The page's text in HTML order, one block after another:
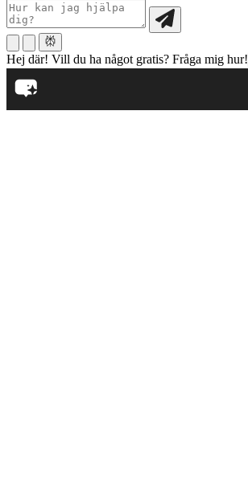
Hej där! Vill du ha något gratis? Fråga mig hur!